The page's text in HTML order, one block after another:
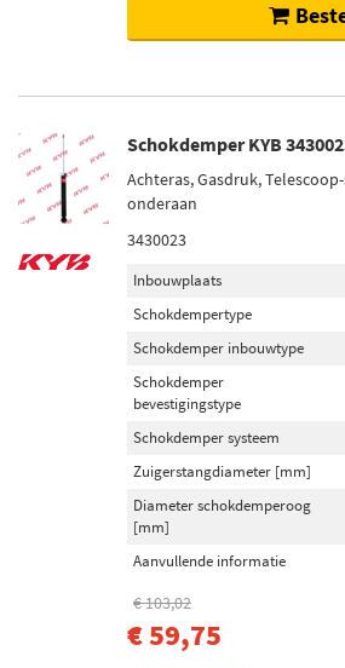
Schokdemper KYB
Achteras, Gasdruk,
onderaan
3430023
Inbouwplaats
Schokdempertype
Schokdemper inbouwtype
Schokdemper
bevestigingstype
Schokdemper systeem
Zuigerstangdiameter [mm]
Diameter schokdemperoog
[mm]
Aanvullende informatie
€ 103,02
€ 59,75